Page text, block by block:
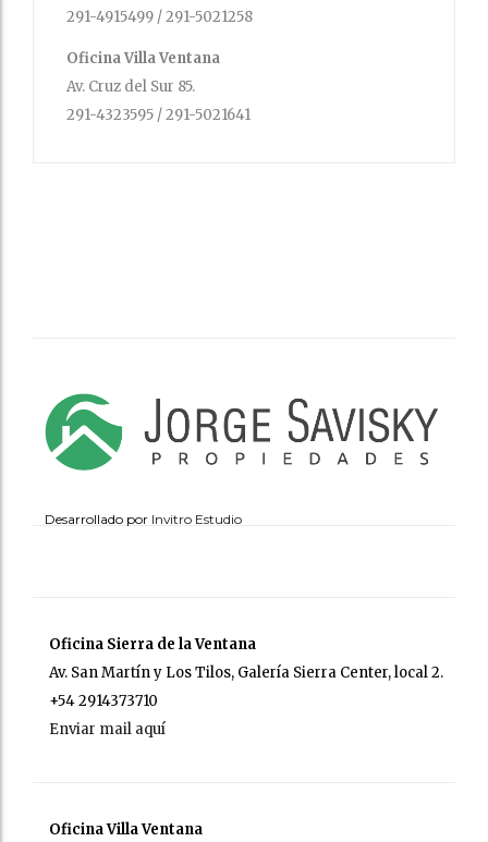
291-4915499 / 291-5021258
Oficina Villa Ventana
Av. Cruz del Sur 85.
291-4323595 / 291-5021641
Desarrollado por Invitro Estudio
Oficina Sierra de la Ventana
Av. San Martín y Los Tilos, Galería Sierra Center, local 2.
+54 2914373710
Enviar mail aquí
Oficina Villa Ventana